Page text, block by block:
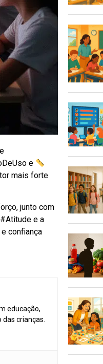
e
mais forte
junto com
e a
confiança
educação,
crianças.